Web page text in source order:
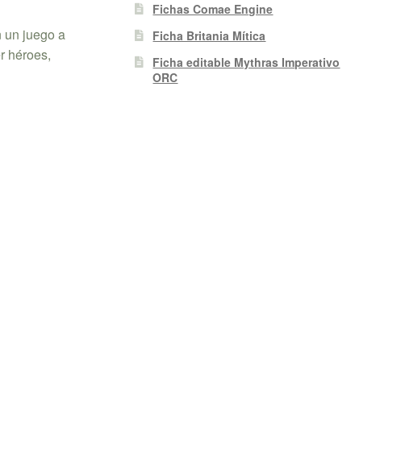
un juego a
héroes,
Fichas Comae Engine
Ficha Britania Mítica
Ficha editable Mythras Imperativo
ORC